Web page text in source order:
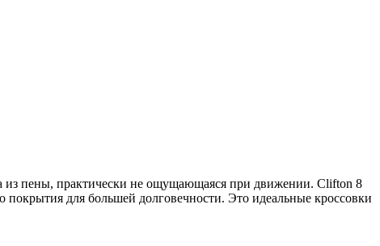
из пены, практически не ощущающаяся при движении. Clifton 8
для большей долговечности. Это идеальные кроссовки